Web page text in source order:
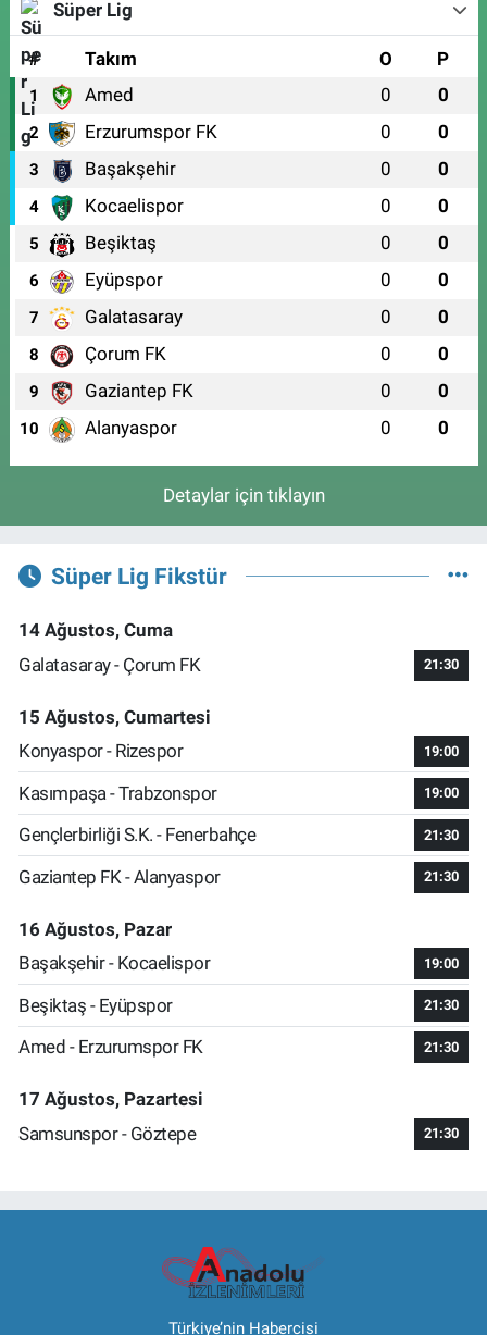
Süper Lig
# Takım O P
1 Amed 0 0
2 Erzurumspor FK 0 0
3 Başakşehir 0 0
4 Kocaelispor 0 0
5 Beşiktaş 0 0
6 Eyüpspor 0 0
7 Galatasaray 0 0
8 Çorum FK 0 0
9 Gaziantep FK 0 0
10 Alanyaspor 0 0
Detaylar için tıklayın
Süper Lig Fikstür
14 Ağustos, Cuma
Galatasaray - Çorum FK
21:30
15 Ağustos, Cumartesi
Konyaspor - Rizespor
19:00
Kasımpaşa - Trabzonspor 19:00
Gençlerbirliği S.K. - Fenerbahçe 21:30
Gaziantep FK - Alanyaspor 21:30
16 Ağustos, Pazar
Başakşehir - Kocaelispor
19:00
Beşiktaş - Eyüpspor 21:30
Amed - Erzurumspor FK 21:30
17 Ağustos, Pazartesi
Samsunspor - Göztepe
21:30
Türkiye’nin Habercisi